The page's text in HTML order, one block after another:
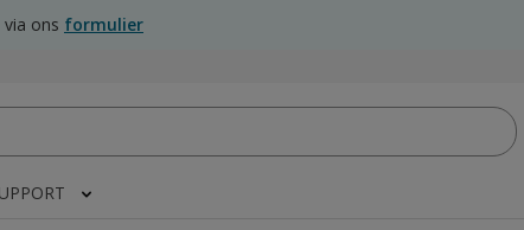
ons formulier